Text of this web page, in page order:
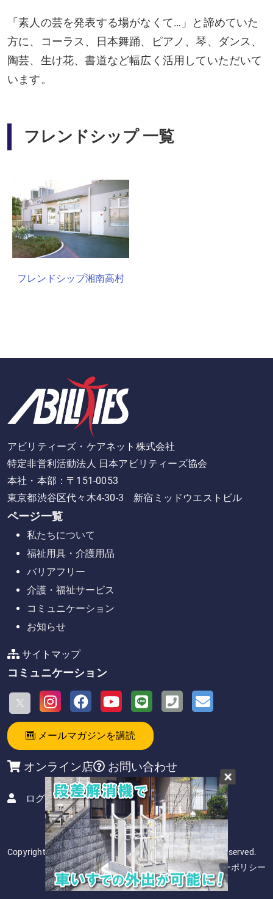
「素人の芸を発表する場がなくて…」と諦めていた
方に、コーラス、日本舞踊、ピアノ、琴、ダンス、
陶芸、生け花、書道など幅広く活用していただいて
います。
フレンドシップ 一覧
フレンドシップ湘南高村
アビリティーズ・ケアネット株式会社
特定非営利活動法人 日本アビリティーズ協会
本社・本部：〒151-0053
東京都渋谷区代々木4-30-3 新宿ミッドウエストビル
ページ一覧
私たちについて
福祉用具・介護用品
バリアフリー
介護・福祉サービス
コミュニケーション
お知らせ
サイトマップ
コミュニケーション
メールマガジンを講読
オンライン店 お問い合わせ
ログイン
Copyright 2026. アビリティーズ・グループ All Rights Reserved.
サイト利用規約／プライバシーポリシー